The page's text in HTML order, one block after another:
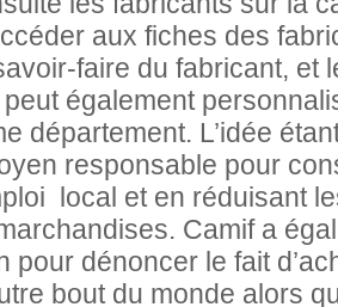
aux fiches des
faire du fabricant, et
également
département. L’idée
responsable pour
local et en réduisant
Camif a
pour dénoncer le fait
bout du monde alors